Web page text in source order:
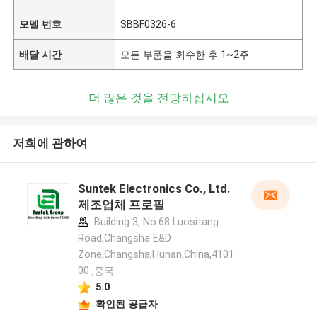
모델 번호 SBBF0326-6
배달 시간 모든 부품을 회수한 후 1~2주
더 많은 것을 전망하십시오
저희에 관하여
Suntek Electronics Co., Ltd.
제조업체 프로필
Building 3, No.68 Luositang
Road,Changsha E&D
Zone,Changsha,Hunan,China,4101
00 ,중국
5.0
확인된 공급자